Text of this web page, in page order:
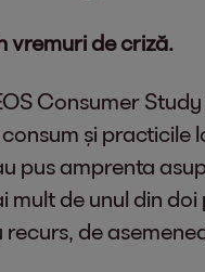
vremuri de criză.
Consumer
și practicile
pus amprenta
de unul din
de